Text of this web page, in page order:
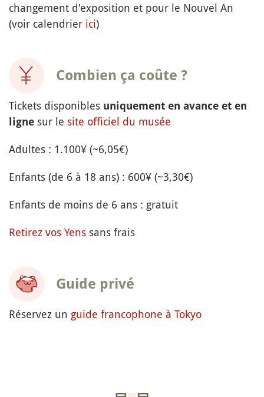
changement d'exposition et pour le Nouvel An
(voir calendrier ici)
Combien ça coûte ?
Tickets disponibles uniquement en avance et en
ligne sur le site officiel du musée
Adultes : 1.100¥ (~6,05€)
Enfants (de 6 à 18 ans) : 600¥ (~3,30€)
Enfants de moins de 6 ans : gratuit
Retirez vos Yens sans frais
Guide privé
Réservez un guide francophone à Tokyo